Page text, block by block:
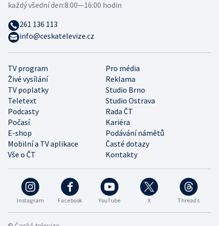
Instagram Facebook YouTube X Threads
TV program
Pro média
Živé vysílání
Reklama
TV poplatky
Studio Brno
Teletext
Studio Ostrava
Podcasty
Rada ČT
Počasí
Kariéra
E-shop
Podávání námětů
Mobilní a TV aplikace
Časté dotazy
Vše o ČT
Kontakty
každý všední den:8:00—16:00 hodin
261 136 113
info@ceskatelevize.cz